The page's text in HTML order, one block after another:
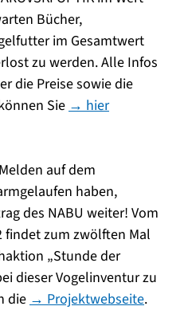
Bücher,
im Gesamtwert
zu werden. Alle Infos
die Preise sowie die
Sie → hier
auf dem
haben,
des NABU weiter! Vom
findet zum zwölften Mal
„Stunde der
dieser Vogelinventur zu
die → Projektwebseite.